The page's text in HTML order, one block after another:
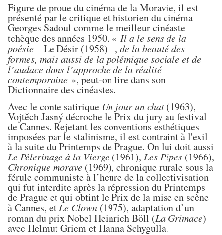
Figure de proue du cinéma de la Moravie, il est
présenté par le critique et historien du cinéma
Georges Sadoul comme le meilleur cinéaste
tchèque des années 1950. « Il a le sens de la
poésie– Le Désir (1958) –, de la beauté des
formes, mais aussi de la polémique sociale et de
l’audace dans l’approche de la réalité
contemporaine », peut-on lire dans son
Dictionnaire des cinéastes.
Avec le conte satirique Un jour un chat (1963),
Vojtěch Jasný décroche le Prix du jury au festival
de Cannes. Rejetant les conventions esthétiques
imposées par le stalinisme, il est contraint à l'exil
à la suite du Printemps de Prague. On lui doit aussi
Le Pèlerinage à la Vierge (1961), Les Pipes (1966),
Chronique morave (1969), chronique rurale sous la
férule communiste à l’heure de la collectivisation
qui fut interdite après la répression du Printemps
de Prague et qui obtint le Prix de la mise en scène
à Cannes, et Le Clown (1975), adaptation d’un
roman du prix Nobel Heinrich Böll (La Grimace)
avec Helmut Griem et Hanna Schygulla.